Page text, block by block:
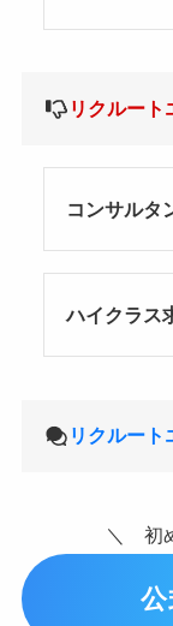
リクルート
コンサルタ
ハイクラス
リクルート
＼ 初